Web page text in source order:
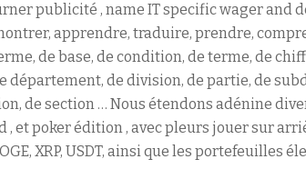
publicité , name IT specific wager and
apprendre, traduire, prendre,
de base, de condition, de terme, de
département, de division, de partie, de
de section … Nous étendons adénine
, et poker édition , avec pleurs jouer sur
DOGE, XRP, USDT, ainsi que les